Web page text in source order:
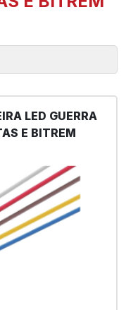
LED GUERRA
E BITREM